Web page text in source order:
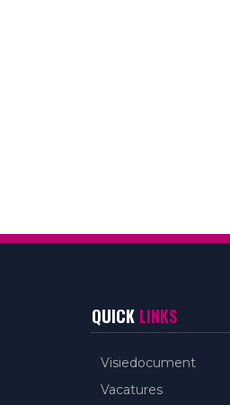
QUICK LINKS
Visiedocument
Vacatures